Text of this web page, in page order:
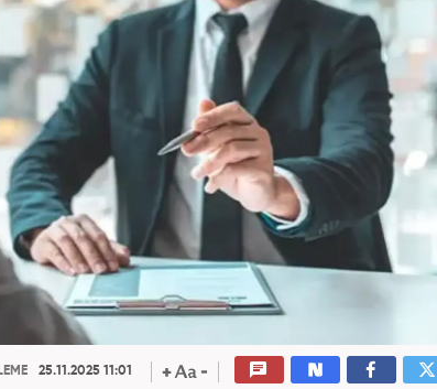
25.11.2025 11:01